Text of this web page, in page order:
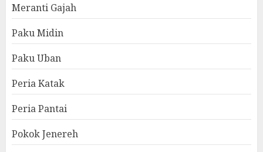
Meranti Gajah
Paku Midin
Paku Uban
Peria Katak
Peria Pantai
Pokok Jenereh